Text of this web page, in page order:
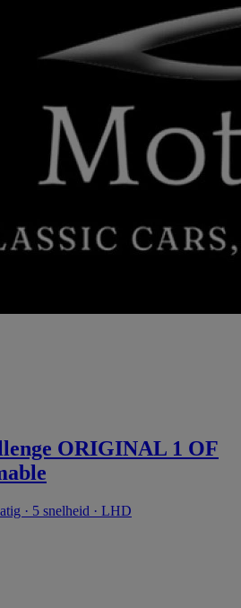
ORIGINAL 1 OF
· 5 snelheid · LHD